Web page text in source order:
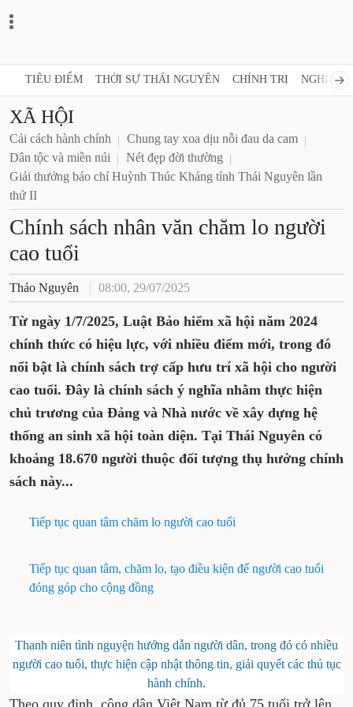
TIÊU ĐIỂM THỜI SỰ THÁI NGUYÊN CHÍNH TRỊ NGHỊ
XÃ HỘI
Cải cách hành chính
Chung tay xoa dịu nỗi đau da cam
Dân tộc và miền núi
Nét đẹp đời thường
Giải thưởng báo chí Huỳnh Thúc Kháng tỉnh Thái Nguyên lần
thứ II
Chính sách nhân văn chăm lo người
cao tuổi
Thảo Nguyên 08:00, 29/07/2025
Từ ngày 1/7/2025, Luật Bảo hiểm xã hội năm 2024
chính thức có hiệu lực, với nhiều điểm mới, trong đó
nổi bật là chính sách trợ cấp hưu trí xã hội cho người
cao tuổi. Đây là chính sách ý nghĩa nhằm thực hiện
chủ trương của Đảng và Nhà nước về xây dựng hệ
thống an sinh xã hội toàn diện. Tại Thái Nguyên có
khoảng 18.670 người thuộc đối tượng thụ hưởng chính
sách này...
Tiếp tục quan tâm chăm lo người cao tuổi
Tiếp tục quan tâm, chăm lo, tạo điều kiện để người cao tuổi
đóng góp cho cộng đồng
Thanh niên tình nguyện hướng dẫn người dân, trong đó có nhiều
người cao tuổi, thực hiện cập nhật thông tin, giải quyết các thủ tục
hành chính.
Theo quy định, công dân Việt Nam từ đủ 75 tuổi trở lên,